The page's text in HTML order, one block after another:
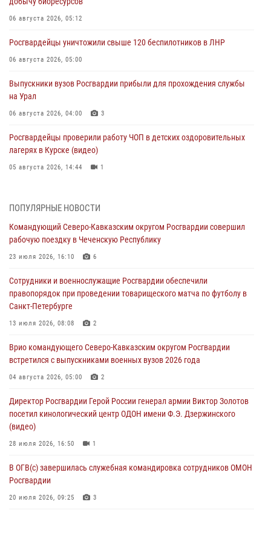
06 августа 2026, 05:12
Росгвардейцы уничтожили свыше 120 беспилотников в ЛНР
06 августа 2026, 05:00
Выпускники вузов Росгвардии прибыли для прохождения службы
на Урал
06 августа 2026, 04:00 3
Росгвардейцы проверили работу ЧОП в детских оздоровительных
лагерях в Курске (видео)
05 августа 2026, 14:44 1
мероприятиях памяти генерала армии Ивана Яковлева
При содействии спецназа Росгвардии задержаны подозреваемые в
организации незаконной миграции в Подмосковье (видео)
В Великом Новгороде СОБР Росгвардии оказал содействие в
задержании подозреваемых в причинении имущественного ущерба
05 августа 2026, 13:53
Формулу безопасности показал спецназ Росгвардии юным
динамовцам Свердловской области
05 августа 2026, 13:50
ПОПУЛЯРНЫЕ НОВОСТИ
Командующий Северо-Кавказским округом Росгвардии совершил
рабочую поездку в Чеченскую Республику
23 июля 2026, 16:10 6
Сотрудники и военнослужащие Росгвардии обеспечили
правопорядок при проведении товарищеского матча по футболу в
Санкт-Петербурге
13 июля 2026, 08:08 2
Врио командующего Северо-Кавказским округом Росгвардии
встретился с выпускниками военных вузов 2026 года
04 августа 2026, 05:00 2
Директор Росгвардии Герой России генерал армии Виктор Золотов
посетил кинологический центр ОДОН имени Ф.Э. Дзержинского
(видео)
28 июля 2026, 16:50 1
В ОГВ(с) завершилась служебная командировка сотрудников ОМОН
Росгвардии
20 июля 2026, 09:25 3